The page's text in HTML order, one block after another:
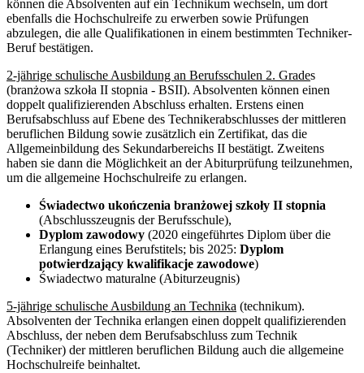
können die Absolventen auf ein Technikum wechseln, um dort
ebenfalls die Hochschulreife zu erwerben sowie Prüfungen
abzulegen, die alle Qualifikationen in einem bestimmten Techniker-
Beruf bestätigen.
2-jährige schulische Ausbildung an Berufsschulen 2. Grades
(branżowa szkoła II stopnia - BSII). Absolventen können einen
doppelt qualifizierenden Abschluss erhalten. Erstens einen
Berufsabschluss auf Ebene des Technikerabschlusses der mittleren
beruflichen Bildung sowie zusätzlich ein Zertifikat, das die
Allgemeinbildung des Sekundarbereichs II bestätigt. Zweitens
haben sie dann die Möglichkeit an der Abiturprüfung teilzunehmen,
um die allgemeine Hochschulreife zu erlangen.
Świadectwo ukończenia branżowej szkoły II stopnia
(Abschlusszeugnis der Berufsschule),
Dyplom zawodowy (2020 eingeführtes Diplom über die
Erlangung eines Berufstitels; bis 2025: Dyplom
potwierdzający kwalifikacje zawodowe)
Świadectwo maturalne (Abiturzeugnis)
5-jährige schulische Ausbildung an Technika (technikum).
Absolventen der Technika erlangen einen doppelt qualifizierenden
Abschluss, der neben dem Berufsabschluss zum Technik
(Techniker) der mittleren beruflichen Bildung auch die allgemeine
Hochschulreife beinhaltet.